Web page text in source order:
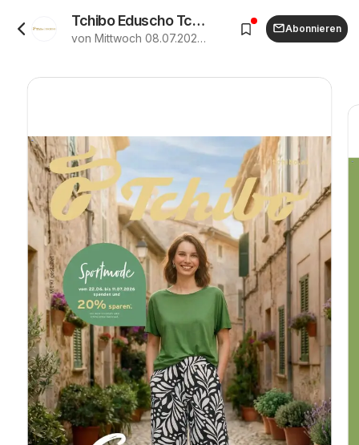
Tchibo Eduscho Tchibo Magazin ab (08.07.2026 - 15.07.2026)
von Mittwoch 08.07.2026 bis Mittwoch 15.07.2026
Abonnieren